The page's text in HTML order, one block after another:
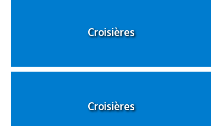
Croisières
Croisières